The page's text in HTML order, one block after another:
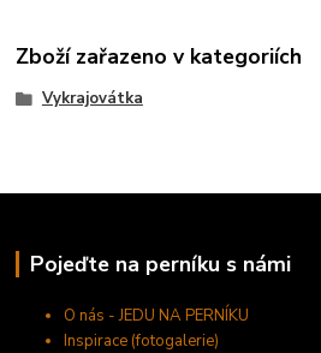
Zboží zařazeno v kategoriích
Vykrajovátka
Pojeďte na perníku s námi
O nás - JEDU NA PERNÍKU
Inspirace (fotogalerie)